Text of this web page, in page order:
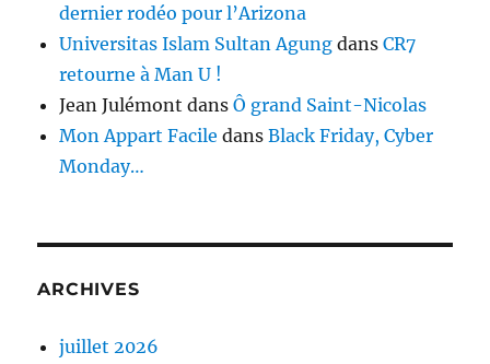
dernier rodéo pour l’Arizona
Universitas Islam Sultan Agung dansCR7
retourne à Man U !
Jean Julémont dansÔ grand Saint-Nicolas
Mon Appart Facile dansBlack Friday, Cyber
Monday…
ARCHIVES
juillet 2026